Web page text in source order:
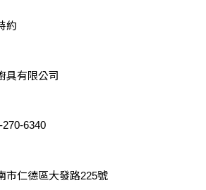
約
具有限公司
270-6340
市仁德區大發路225號